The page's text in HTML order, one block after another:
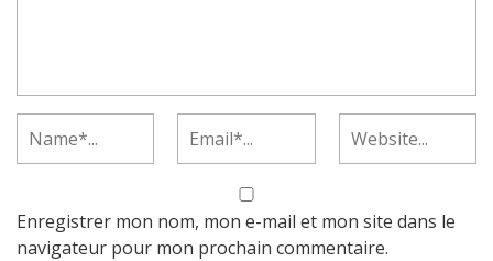
Enregistrer mon nom, mon e-mail et mon site dans le
navigateur pour mon prochain commentaire.